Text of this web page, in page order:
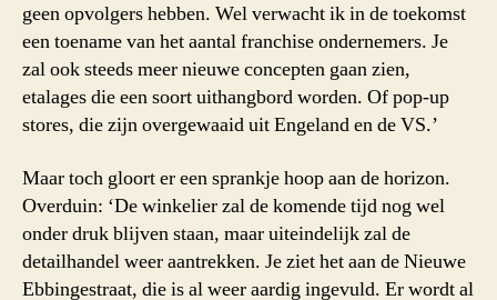
geen opvolgers hebben. Wel verwacht ik in de toekomst
een toename van het aantal franchise ondernemers. Je
zal ook steeds meer nieuwe concepten gaan zien,
etalages die een soort uithangbord worden. Of pop-up
stores, die zijn overgewaaid uit Engeland en de VS.’
Maar toch gloort er een sprankje hoop aan de horizon.
Overduin: ‘De winkelier zal de komende tijd nog wel
onder druk blijven staan, maar uiteindelijk zal de
detailhandel weer aantrekken. Je ziet het aan de Nieuwe
Ebbingestraat, die is al weer aardig ingevuld. Er wordt al